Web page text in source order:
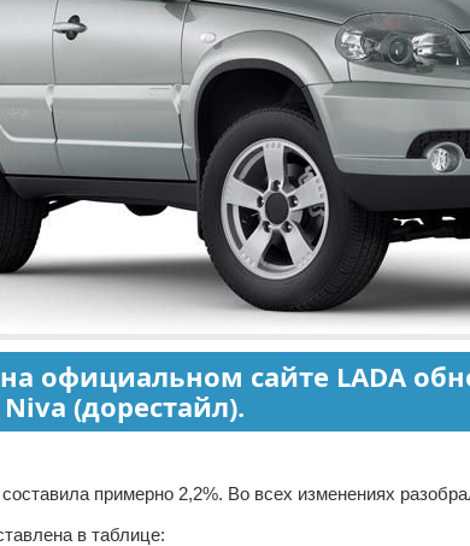
официальном сайте LADA
(дорестайл).
примерно 2,2%. Во всех изменениях
в таблице: